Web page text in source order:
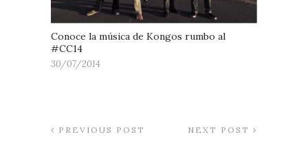
Conoce la música de Kongos rumbo al
#CC14
30/07/2014
PREVIOUS POST NEXT POST